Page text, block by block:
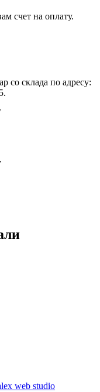
счет на оплату.
со склада по адресу: